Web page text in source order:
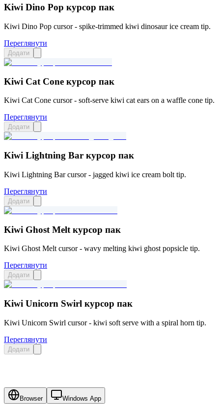
Kiwi Dino Pop курсор пак
Kiwi Dino Pop cursor - spike-trimmed kiwi dinosaur ice cream tip.
Переглянути
Додати
Kiwi Cat Cone курсор пак
Kiwi Cat Cone cursor - soft-serve kiwi cat ears on a waffle cone tip.
Переглянути
Додати
Kiwi Lightning Bar курсор пак
Kiwi Lightning Bar cursor - jagged kiwi ice cream bolt tip.
Переглянути
Додати
Kiwi Ghost Melt курсор пак
Kiwi Ghost Melt cursor - wavy melting kiwi ghost popsicle tip.
Переглянути
Додати
Kiwi Unicorn Swirl курсор пак
Kiwi Unicorn Swirl cursor - kiwi soft serve with a spiral horn tip.
Переглянути
Додати
Browser Windows App